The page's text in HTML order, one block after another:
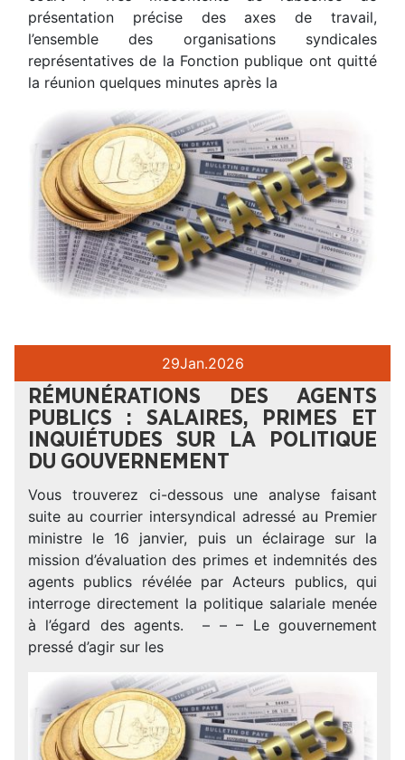
présentation précise des axes de travail,
l’ensemble des organisations syndicales
représentatives de la Fonction publique ont quitté
la réunion quelques minutes après la
29Jan.2026
RÉMUNÉRATIONS DES AGENTS
PUBLICS : SALAIRES, PRIMES ET
INQUIÉTUDES SUR LA POLITIQUE
DU GOUVERNEMENT
Vous trouverez ci-dessous une analyse faisant
suite au courrier intersyndical adressé au Premier
ministre le 16 janvier, puis un éclairage sur la
mission d’évaluation des primes et indemnités des
agents publics révélée par Acteurs publics, qui
interroge directement la politique salariale menée
à l’égard des agents. – – – Le gouvernement
pressé d’agir sur les